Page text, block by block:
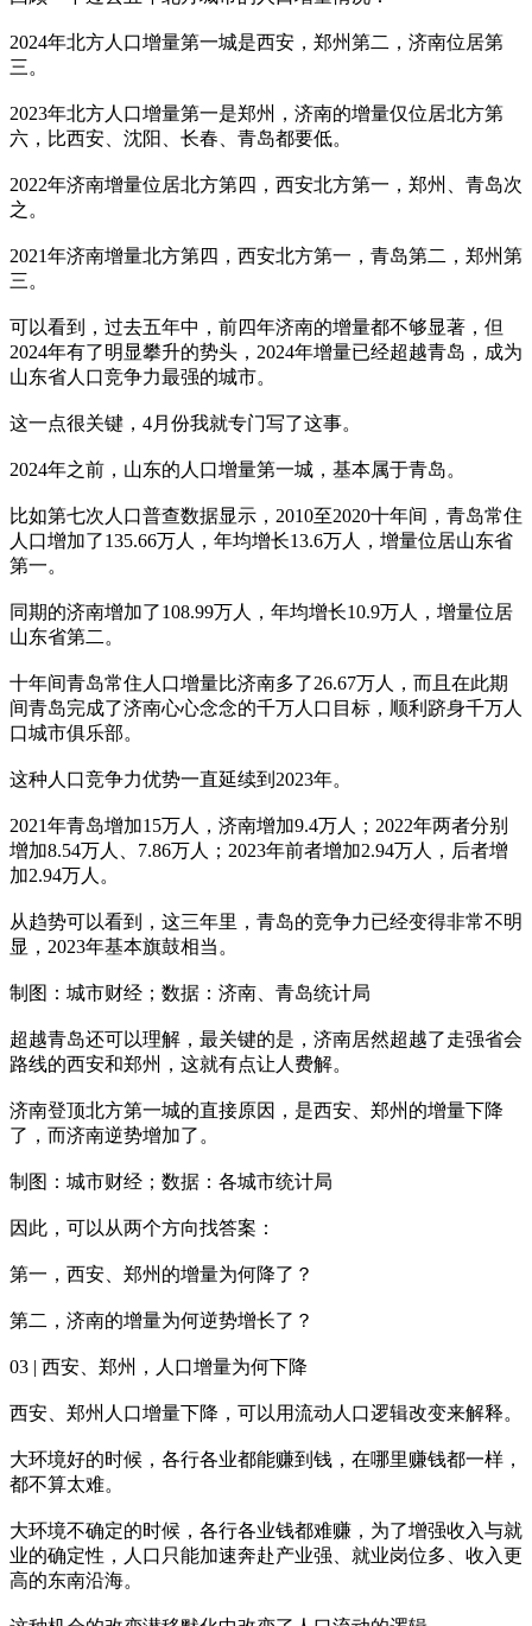
2024年北方人口增量第一城是西安，郑州第二，济南位居第
三。
2023年北方人口增量第一是郑州，济南的增量仅位居北方第
六，比西安、沈阳、长春、青岛都要低。
2022年济南增量位居北方第四，西安北方第一，郑州、青岛次
之。
2021年济南增量北方第四，西安北方第一，青岛第二，郑州第
三。
可以看到，过去五年中，前四年济南的增量都不够显著，但
2024年有了明显攀升的势头，2024年增量已经超越青岛，成为
山东省人口竞争力最强的城市。
这一点很关键，4月份我就专门写了这事。
2024年之前，山东的人口增量第一城，基本属于青岛。
比如第七次人口普查数据显示，2010至2020十年间，青岛常住
人口增加了135.66万人，年均增长13.6万人，增量位居山东省
第一。
同期的济南增加了108.99万人，年均增长10.9万人，增量位居
山东省第二。
十年间青岛常住人口增量比济南多了26.67万人，而且在此期
间青岛完成了济南心心念念的千万人口目标，顺利跻身千万人
口城市俱乐部。
这种人口竞争力优势一直延续到2023年。
2021年青岛增加15万人，济南增加9.4万人；2022年两者分别
增加8.54万人、7.86万人；2023年前者增加2.94万人，后者增
加2.94万人。
从趋势可以看到，这三年里，青岛的竞争力已经变得非常不明
显，2023年基本旗鼓相当。
制图：城市财经；数据：济南、青岛统计局
超越青岛还可以理解，最关键的是，济南居然超越了走强省会
路线的西安和郑州，这就有点让人费解。
济南登顶北方第一城的直接原因，是西安、郑州的增量下降
了，而济南逆势增加了。
制图：城市财经；数据：各城市统计局
因此，可以从两个方向找答案：
第一，西安、郑州的增量为何降了？
第二，济南的增量为何逆势增长了？
03 | 西安、郑州，人口增量为何下降
西安、郑州人口增量下降，可以用流动人口逻辑改变来解释。
大环境好的时候，各行各业都能赚到钱，在哪里赚钱都一样，
都不算太难。
大环境不确定的时候，各行各业钱都难赚，为了增强收入与就
业的确定性，人口只能加速奔赴产业强、就业岗位多、收入更
高的东南沿海。